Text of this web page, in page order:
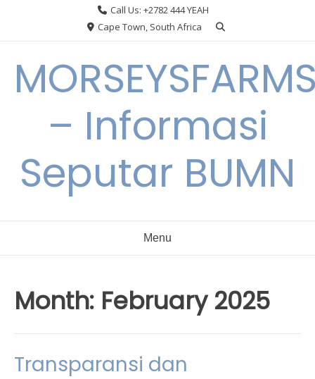
Call Us: +2782 444 YEAH
Cape Town, South Africa
– Informasi
Seputar BUMN
Menu
Month: February 2025
Transparansi dan